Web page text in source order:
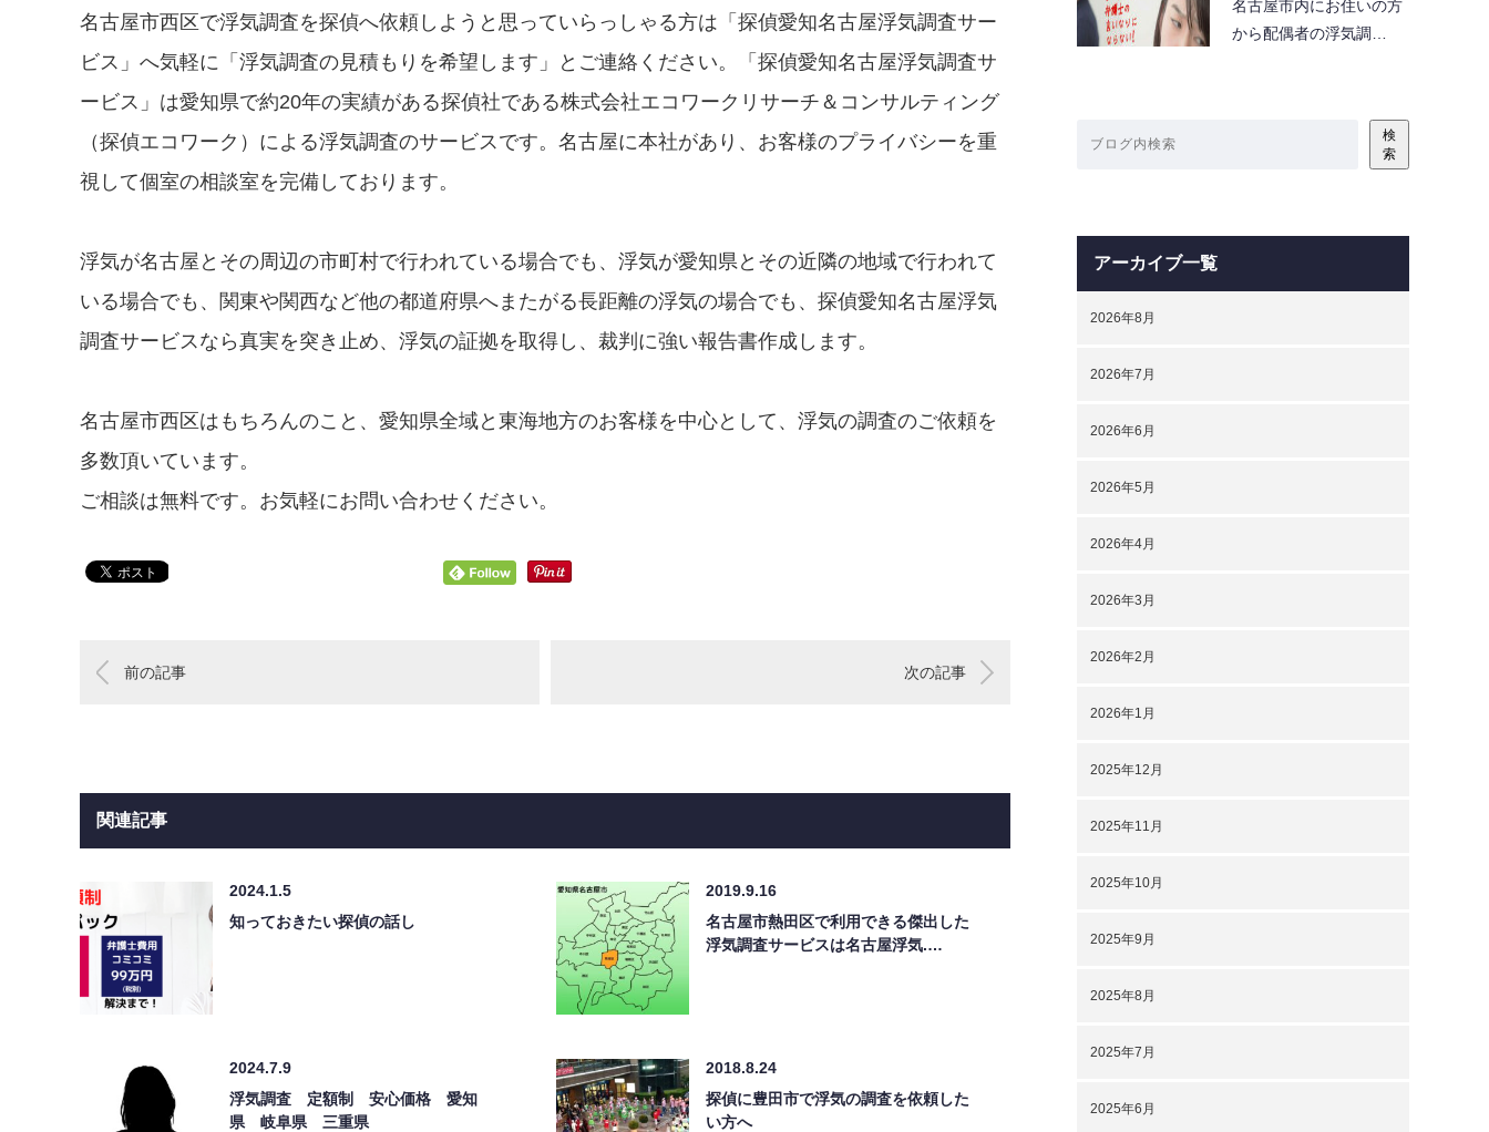
名古屋市西区で浮気調査を探偵へ依頼しようと思っていらっしゃる方は「探偵愛知名古屋浮気調査サー
ビス」へ気軽に「浮気調査の見積もりを希望します」とご連絡ください。「探偵愛知名古屋浮気調査サ
ービス」は愛知県で約20年の実績がある探偵社である株式会社エコワークリサーチ＆コンサルティング
（探偵エコワーク）による浮気調査のサービスです。名古屋に本社があり、お客様のプライバシーを重
視して個室の相談室を完備しております。
浮気が名古屋とその周辺の市町村で行われている場合でも、浮気が愛知県とその近隣の地域で行われて
いる場合でも、関東や関西など他の都道府県へまたがる長距離の浮気の場合でも、探偵愛知名古屋浮気
調査サービスなら真実を突き止め、浮気の証拠を取得し、裁判に強い報告書作成します。
名古屋市西区はもちろんのこと、愛知県全域と東海地方のお客様を中心として、浮気の調査のご依頼を
多数頂いています。
ご相談は無料です。お気軽にお問い合わせください。
前の記事 次の記事
関連記事
2024.1.5
知っておきたい探偵の話し
2019.9.16
名古屋市熱田区で利用できる傑出した
浮気調査サービスは名古屋浮気.…
2024.7.9
浮気調査 定額制 安心価格 愛知
県 岐阜県 三重県
2018.8.24
探偵に豊田市で浮気の調査を依頼した
い方へ
名古屋市内にお住いの方
から配偶者の浮気調…
検
索
アーカイブ一覧
2026年8月
2026年7月
2026年6月
2026年5月
2026年4月
2026年3月
2026年2月
2026年1月
2025年12月
2025年11月
2025年10月
2025年9月
2025年8月
2025年7月
2025年6月